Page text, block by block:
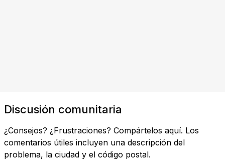
Discusión comunitaria
¿Consejos? ¿Frustraciones? Compártelos aquí. Los
comentarios útiles incluyen una descripción del
problema, la ciudad y el código postal.